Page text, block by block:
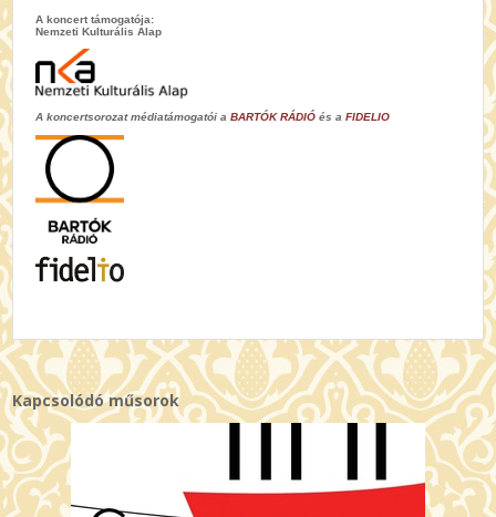
A koncert támogatója:
Nemzeti Kulturális Alap
A koncertsorozat médiatámogatói aBARTÓK RÁDIÓ és aFIDELIO
Kapcsolódó műsorok